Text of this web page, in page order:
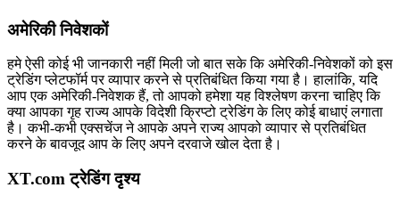
अमेरिकी निवेशकों
हमे ऐसी कोई भी जानकारी नहीं मिली जो बात सके कि अमेरिकी-निवेशकों को इस
ट्रेडिंग प्लेटफॉर्म पर व्यापार करने से प्रतिबंधित किया गया है। हालांकि, यदि
आप एक अमेरिकी-निवेशक हैं, तो आपको हमेशा यह विश्लेषण करना चाहिए कि
क्या आपका गृह राज्य आपके विदेशी क्रिप्टो ट्रेडिंग के लिए कोई बाधाएं लगाता
है। कभी-कभी एक्सचेंज ने आपके अपने राज्य आपको व्यापार से प्रतिबंधित
करने के बावजूद आप के लिए अपने दरवाजे खोल देता है।
XT.com ट्रेडिंग दृश्य